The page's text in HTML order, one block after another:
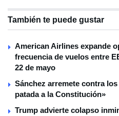
También te puede gustar
American Airlines expande
frecuencia de vuelos entre
22 de mayo
Sánchez arremete contra
patada a la Constitución»
Trump advierte colapso